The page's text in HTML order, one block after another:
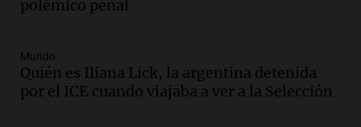
La Argentina, hoy
Audio.
un pozo de 17 metros en Nueva Córdoba
Panorama Federal
polémico penal
Mundo
Quién es Iliana Lick, la argentina detenida
por el ICE cuando viajaba a ver a la Selección